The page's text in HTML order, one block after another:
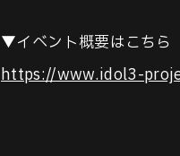
▼イベント概要はこちら
https://www.idol3-